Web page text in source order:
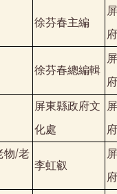
徐芬春主編
徐芬春總編輯
府
屏東縣政府文
化處
府
物/老
李虹叡
府